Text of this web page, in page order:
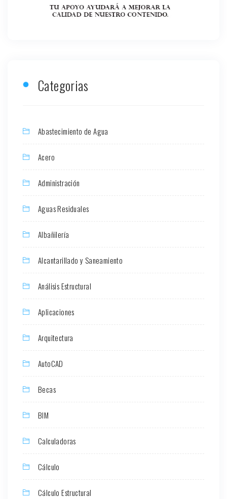
Categorias
Abastecimiento de Agua
Acero
Administración
Aguas Residuales
Albañilería
Alcantarillado y Saneamiento
Análisis Estructural
Aplicaciones
Arquitectura
AutoCAD
Becas
BIM
Calculadoras
Cálculo
Cálculo Estructural